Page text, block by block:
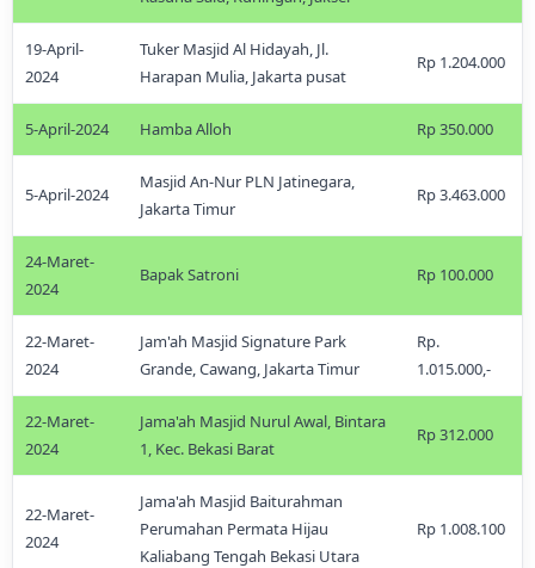
19-April-
2024
Tuker Masjid Al Hidayah, Jl.
Harapan Mulia, Jakarta pusat
Rp 1.204.000
5-April-2024 Hamba Alloh Rp 350.000
5-April-2024
Masjid An-Nur PLN Jatinegara,
Jakarta Timur
Rp 3.463.000
24-Maret-
2024
Bapak Satroni Rp 100.000
22-Maret-
2024
Jam'ah Masjid Signature Park
Grande, Cawang, Jakarta Timur
Rp.
1.015.000,-
22-Maret-
2024
Jama'ah Masjid Nurul Awal, Bintara
1, Kec. Bekasi Barat
Rp 312.000
22-Maret-
2024
Jama'ah Masjid Baiturahman
Perumahan Permata Hijau
Kaliabang Tengah Bekasi Utara
Rp 1.008.100